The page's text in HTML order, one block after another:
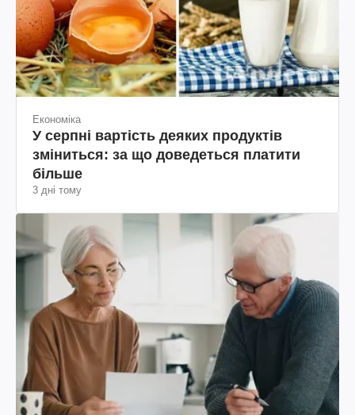
Економіка
У серпні вартість деяких продуктів
зміниться: за що доведеться платити
більше
3 дні тому